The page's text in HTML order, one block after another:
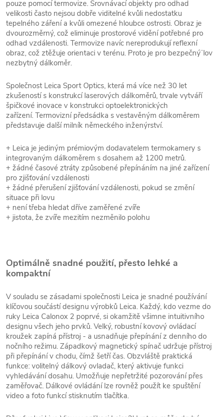
pouze pomocí termovize. Srovnávací objekty pro odhad
velikosti často nejsou dobře viditelné kvůli nedostatku
tepelného záření a kvůli omezené hloubce ostrosti. Obraz je
dvourozměrný, což eliminuje prostorové vidění potřebné pro
odhad vzdálenosti. Termovize navíc nereprodukují reflexní
obraz, což ztěžuje orientaci v terénu. Proto je pro bezpečný¨lov
nezbytný dálkoměr.
Společnost Leica Sport Optics, která má více než 30 let
zkušeností s konstrukcí laserových dálkoměrů, trvale vytváří
špičkové inovace v konstrukci optoelektronických
zařízení. Termovizní předsádka s vestavěným dálkoměrem
představuje další milník německého inženýrství.
+ Leica je jediným prémiovým dodavatelem termokamery s
integrovaným dálkoměrem s dosahem až 1200 metrů.
+ žádné časové ztráty způsobené přepínáním na jiné zařízení
pro zjišťování vzdálenosti
+ žádné přerušení zjišťování vzdálenosti, pokud se změní
situace při lovu
+ není třeba hledat dříve zaměřené zvíře
+ jistota, že zvíře mezitím nezměnilo polohu
Optimálně snadné použití, přesto lehké a
kompaktní
V souladu se zásadami společnosti Leica je snadné používání
klíčovou součástí designu výrobků Leica. Každý, kdo vezme do
ruky Leica Calonox 2 poprvé, si okamžitě všimne intuitivního
designu všech jeho prvků. Velký, robustní kovový ovládací
kroužek zapíná přístroj - a usnadňuje přepínání z denního do
nočního režimu. Západkový magnetický spínač udržuje přístroj
při přepínání v chodu, čímž šetří čas. Obzvláště praktická
funkce: volitelný dálkový ovladač, který aktivuje funkci
vyhledávání dosahu. Umožňuje nepřetržité pozorování přes
zaměřovač. Dálkové ovládání lze rovněž použít ke spuštění
video a foto funkcí stisknutím tlačítka.